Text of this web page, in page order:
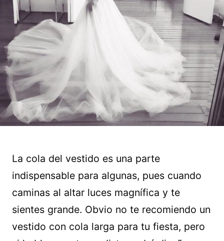
La cola del vestido es una parte
indispensable para algunas, pues cuando
caminas al altar luces magnífica y te
sientes grande. Obvio no te recomiendo un
vestido con cola larga para tu fiesta, pero